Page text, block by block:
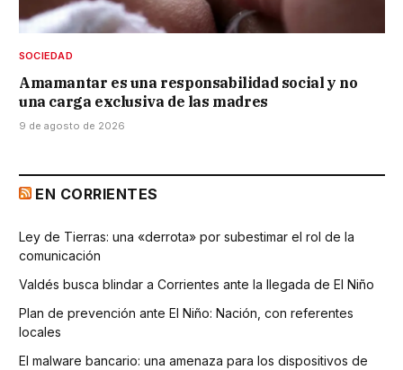
SOCIEDAD
Amamantar es una responsabilidad social y no
una carga exclusiva de las madres
9 de agosto de 2026
EN CORRIENTES
Ley de Tierras: una «derrota» por subestimar el rol de la
comunicación
Valdés busca blindar a Corrientes ante la llegada de El Niño
Plan de prevención ante El Niño: Nación, con referentes
locales
El malware bancario: una amenaza para los dispositivos de